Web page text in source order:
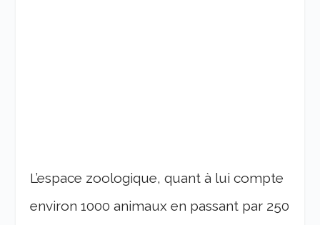
L’espace zoologique, quant à lui compte
environ 1000 animaux en passant par 250